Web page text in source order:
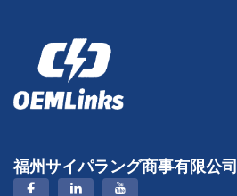
福州サイパラング商事有限公司